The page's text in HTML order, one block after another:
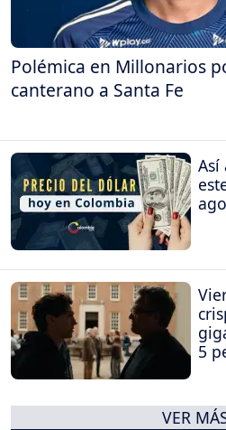
Polémica en Millonarios
canterano a Santa Fe
Así
5
VER